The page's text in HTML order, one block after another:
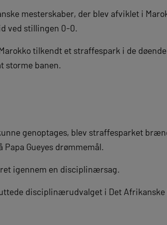
mesterskaber, der blev afviklet i
ved stillingen 0-0.
tilkendt et straffespark i de
storme banen.
genoptages, blev straffesparket
Gueyes drømmemål.
igennem en disciplinærsag.
disciplinærudvalget i Det Afrikanske